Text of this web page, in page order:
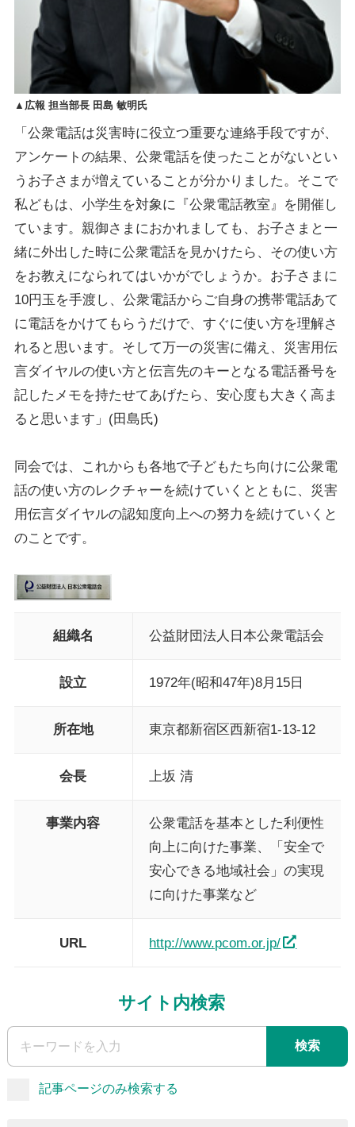
▲広報 担当部長 田島 敏明氏
「公衆電話は災害時に役立つ重要な連絡手段ですが、
アンケートの結果、公衆電話を使ったことがないとい
うお子さまが増えていることが分かりました。そこで
私どもは、小学生を対象に『公衆電話教室』を開催し
ています。親御さまにおかれましても、お子さまと一
緒に外出した時に公衆電話を見かけたら、その使い方
をお教えになられてはいかがでしょうか。お子さまに
10円玉を手渡し、公衆電話からご自身の携帯電話あて
に電話をかけてもらうだけで、すぐに使い方を理解さ
れると思います。そして万一の災害に備え、災害用伝
言ダイヤルの使い方と伝言先のキーとなる電話番号を
記したメモを持たせてあげたら、安心度も大きく高ま
ると思います」(田島氏)
同会では、これからも各地で子どもたち向けに公衆電
話の使い方のレクチャーを続けていくとともに、災害
用伝言ダイヤルの認知度向上への努力を続けていくと
のことです。
組織名 公益財団法人日本公衆電話会
設立 1972年(昭和47年)8月15日
所在地 東京都新宿区西新宿1-13-12
会長 上坂 清
事業内容
公衆電話を基本とした利便性
向上に向けた事業、「安全で
安心できる地域社会」の実現
に向けた事業など
URL http://www.pcom.or.jp/
サイト内検索
検索
記事ページのみ検索する